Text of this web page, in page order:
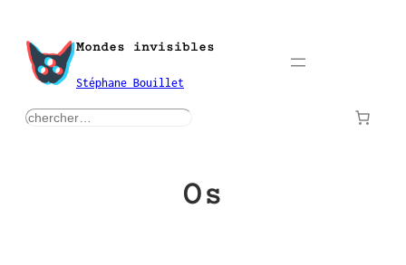
contenu
Mondes invisibles
Stéphane Bouillet
rechercher
Os